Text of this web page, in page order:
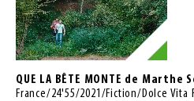
QUE LA BÊTE MONTE de Marthe
France/24'55/2021/Fiction/Dolce Vita